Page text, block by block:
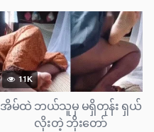
11K
အိမ်ထဲ ဘယ်သူမှ မရှိတုန်း ရှယ်
လိုးတဲ့ ဘိုးတော်